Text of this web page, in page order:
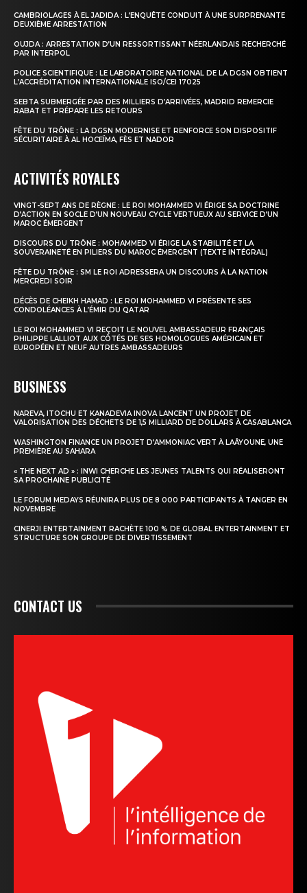
le1.ma
l'intelligence de
Insight Publications
À propos
Formules d’abonnement
CAMBRIOLAGES À EL JADIDA : L’ENQUÊTE CONDUIT À UNE SURPRENANTE
DEUXIÈME ARRESTATION
OUJDA : ARRESTATION D’UN RESSORTISSANT NÉERLANDAIS RECHERCHÉ
PAR INTERPOL
POLICE SCIENTIFIQUE : LE LABORATOIRE NATIONAL DE LA DGSN OBTIENT
L’ACCRÉDITATION INTERNATIONALE ISO/CEI 17025
SEBTA SUBMERGÉE PAR DES MILLIERS D’ARRIVÉES, MADRID REMERCIE
RABAT ET PRÉPARE LES RETOURS
FÊTE DU TRÔNE : LA DGSN MODERNISE ET RENFORCE SON DISPOSITIF
SÉCURITAIRE À AL HOCEÏMA, FÈS ET NADOR
ACTIVITÉS ROYALES
VINGT-SEPT ANS DE RÈGNE : LE ROI MOHAMMED VI ÉRIGE SA DOCTRINE
D’ACTION EN SOCLE D’UN NOUVEAU CYCLE VERTUEUX AU SERVICE D’UN
MAROC ÉMERGENT
DISCOURS DU TRÔNE : MOHAMMED VI ÉRIGE LA STABILITÉ ET LA
SOUVERAINETÉ EN PILIERS DU MAROC ÉMERGENT (TEXTE INTÉGRAL)
FÊTE DU TRÔNE : SM LE ROI ADRESSERA UN DISCOURS À LA NATION
MERCREDI SOIR
DÉCÈS DE CHEIKH HAMAD : LE ROI MOHAMMED VI PRÉSENTE SES
CONDOLÉANCES À L’ÉMIR DU QATAR
LE ROI MOHAMMED VI REÇOIT LE NOUVEL AMBASSADEUR FRANÇAIS
PHILIPPE LALLIOT AUX CÔTÉS DE SES HOMOLOGUES AMÉRICAIN ET
EUROPÉEN ET NEUF AUTRES AMBASSADEURS
BUSINESS
NAREVA, ITOCHU ET KANADEVIA INOVA LANCENT UN PROJET DE
VALORISATION DES DÉCHETS DE 1,5 MILLIARD DE DOLLARS À CASABLANCA
WASHINGTON FINANCE UN PROJET D’AMMONIAC VERT À LAÂYOUNE, UNE
PREMIÈRE AU SAHARA
« THE NEXT AD » : INWI CHERCHE LES JEUNES TALENTS QUI RÉALISERONT
SA PROCHAINE PUBLICITÉ
LE FORUM MEDAYS RÉUNIRA PLUS DE 8 000 PARTICIPANTS À TANGER EN
NOVEMBRE
CINERJI ENTERTAINMENT RACHÈTE 100 % DE GLOBAL ENTERTAINMENT ET
STRUCTURE SON GROUPE DE DIVERTISSEMENT
CONTACT US